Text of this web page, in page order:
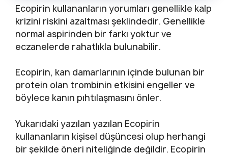
Ecopirin kullananların yorumları genellikle kalp
krizini riskini azaltması şeklindedir. Genellikle
normal aspirinden bir farkı yoktur ve
eczanelerde rahatlıkla bulunabilir.
Ecopirin, kan damarlarının içinde bulunan bir
protein olan trombinin etkisini engeller ve
böylece kanın pıhtılaşmasını önler.
Yukarıdaki yazılan yazılan Ecopirin
kullananların kişisel düşüncesi olup herhangi
bir şekilde öneri niteliğinde değildir. Ecopirin